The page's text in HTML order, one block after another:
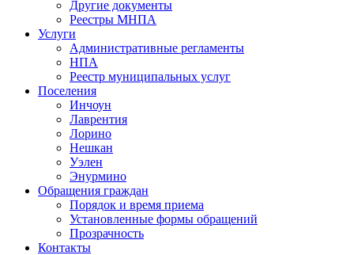
Другие документы
Реестры МНПА
Услуги
Административные регламенты
НПА
Реестр муниципальных услуг
Поселения
Инчоун
Лаврентия
Лорино
Нешкан
Уэлен
Энурмино
Обращения граждан
Порядок и время приема
Установленные формы обращений
Прозрачность
Контакты